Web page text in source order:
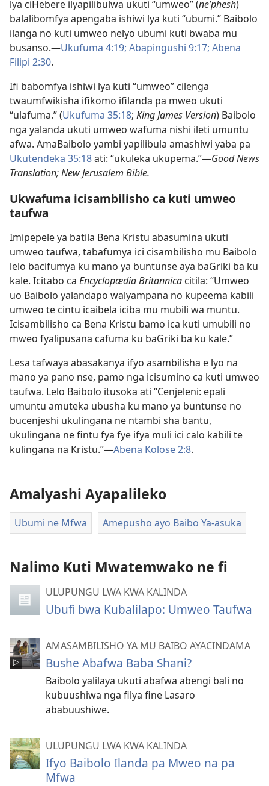
lya ciHebere ilyapilibulwa ukuti “umweo” (neʹphesh)
balalibomfya apengaba ishiwi lya kuti “ubumi.” Baibolo
ilanga no kuti umweo nelyo ubumi kuti bwaba mu
busanso.—Ukufuma 4:19; Abapingushi 9:17; Abena
Filipi 2:30.
Ifi babomfya ishiwi lya kuti “umweo” cilenga
twaumfwikisha ifikomo ifilanda pa mweo ukuti
“ulafuma.” (Ukufuma 35:18; King James Version) Baibolo
nga yalanda ukuti umweo wafuma nishi ileti umuntu
afwa. AmaBaibolo yambi yapilibula amashiwi yaba pa
Ukutendeka 35:18ati: “ukuleka ukupema.”—Good News
Translation; New Jerusalem Bible.
Ukwafuma icisambilisho ca kuti umweo
taufwa
Imipepele ya batila Bena Kristu abasumina ukuti
umweo taufwa, tabafumya ici cisambilisho mu Baibolo
lelo bacifumya ku mano ya buntunse aya baGriki ba ku
kale. Icitabo ca Encyclopædia Britannica citila: “Umweo
uo Baibolo yalandapo walyampana no kupeema kabili
umweo te cintu icaibela iciba mu mubili wa muntu.
Icisambilisho ca Bena Kristu bamo ica kuti umubili no
mweo fyalipusana cafuma ku baGriki ba ku kale.”
Lesa tafwaya abasakanya ifyo asambilisha e lyo na
mano ya pano nse, pamo nga icisumino ca kuti umweo
taufwa. Lelo Baibolo itusoka ati “Cenjeleni: epali
umuntu amuteka ubusha ku mano ya buntunse no
bucenjeshi ukulingana ne ntambi sha bantu,
ukulingana ne fintu fya fye ifya muli ici calo kabili te
kulingana na Kristu.”—Abena Kolose 2:8.
Amalyashi Ayapalileko
Ubumi ne Mfwa Amepusho ayo Baibo Ya-asuka
Nalimo Kuti Mwatemwako ne fi
ULUPUNGU LWA KWA KALINDA
Ubufi bwa Kubalilapo: Umweo Taufwa
AMASAMBILISHO YA MU BAIBO AYACINDAMA
Bushe Abafwa Baba Shani?
Baibolo yalilaya ukuti abafwa abengi bali no
kubuushiwa nga filya fine Lasaro
ababuushiwe.
ULUPUNGU LWA KWA KALINDA
Ifyo Baibolo Ilanda pa Mweo na pa
Mfwa